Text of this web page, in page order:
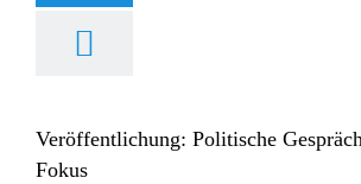
Veröffentlichung: Politische
Fokus